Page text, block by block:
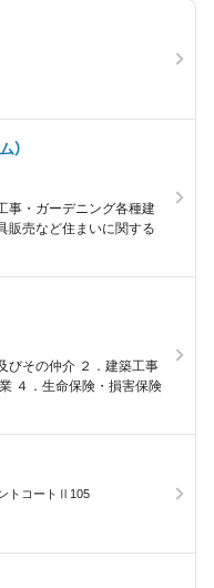
）
事・ガーデニング各種建
販売など住まいに関する
２．建築工事
トコートⅡ105